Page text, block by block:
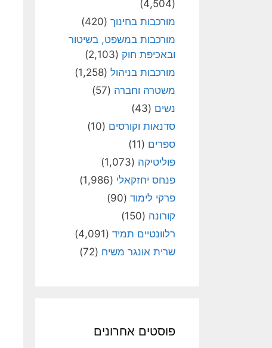
(4,504)
מורכבות בחינוך (420)
מורכבות במשפט, בשיטור
ובאכיפת חוק (2,103)
מורכבות בניהול (1,258)
משטרה וחברה (57)
נשים (43)
סדנאות וקורסים (10)
ספרים (11)
פוליטיקה (1,073)
פנחס יחזקאלי (1,986)
פרקי לימוד (90)
קורונה (150)
רלוונטיים תמיד (4,091)
שרית אונגר משיח (72)
פוסטים אחרונים